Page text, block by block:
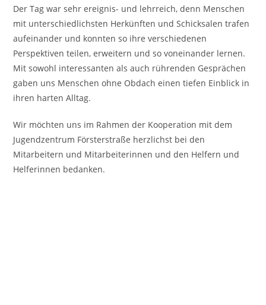
Der Tag war sehr ereignis- und lehrreich, denn Menschen
mit unterschiedlichsten Herkünften und Schicksalen trafen
aufeinander und konnten so ihre verschiedenen
Perspektiven teilen, erweitern und so voneinander lernen.
Mit sowohl interessanten als auch rührenden Gesprächen
gaben uns Menschen ohne Obdach einen tiefen Einblick in
ihren harten Alltag.
Wir möchten uns im Rahmen der Kooperation mit dem
Jugendzentrum Försterstraße herzlichst bei den
Mitarbeitern und Mitarbeiterinnen und den Helfern und
Helferinnen bedanken.